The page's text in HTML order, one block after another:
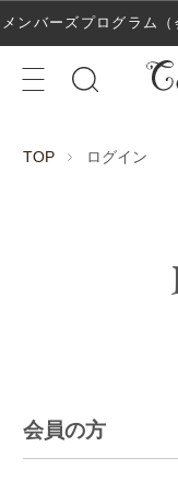
メンバーズプログラム
TOP ログイン
会員の方